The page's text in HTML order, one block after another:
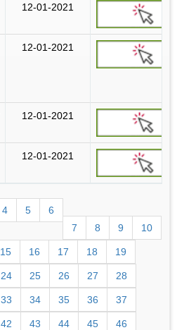
12-01-2021
12-01-2021
12-01-2021
12-01-2021
4 5
6
7
8 9 10
15 16 17 18 19
24 25 26 27 28
33 34 35 36 37
42 43 44 45 46